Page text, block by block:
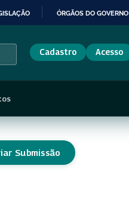
ÓRGÃOS DO GOVERNO
Cadastro Acesso
Submissão